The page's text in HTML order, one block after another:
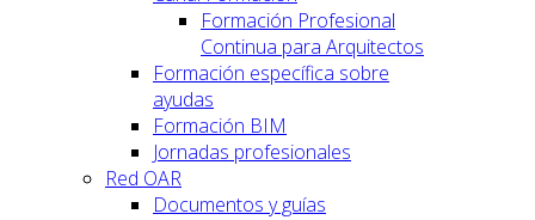
Formación Profesional
Continua para Arquitectos
Formación específica sobre
ayudas
Formación BIM
Jornadas profesionales
Red OAR
Documentos y guías